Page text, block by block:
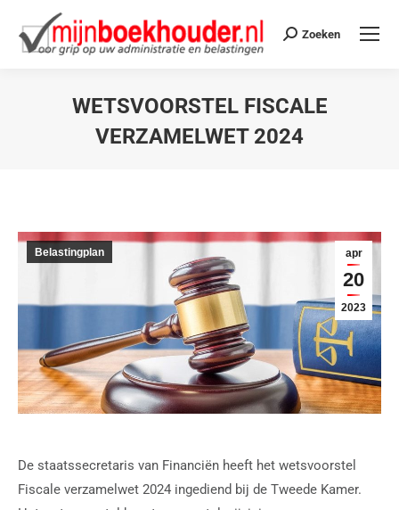
Zoeken
WETSVOORSTEL FISCALE
VERZAMELWET 2024
apr
20
2023
Belastingplan
De staatssecretaris van Financiën heeft het wetsvoorstel
Fiscale verzamelwet 2024 ingediend bij de Tweede Kamer.